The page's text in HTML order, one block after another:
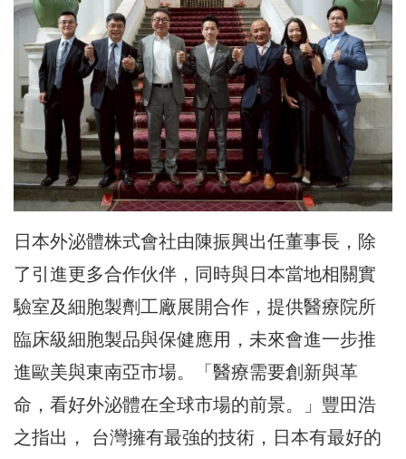
日本外泌體株式會社由陳振興出任董事長，除
了引進更多合作伙伴，同時與日本當地相關實
驗室及細胞製劑工廠展開合作，提供醫療院所
臨床級細胞製品與保健應用，未來會進一步推
進歐美與東南亞市場。「醫療需要創新與革
命，看好外泌體在全球市場的前景。」豐田浩
之指出， 台灣擁有最強的技術，日本有最好的